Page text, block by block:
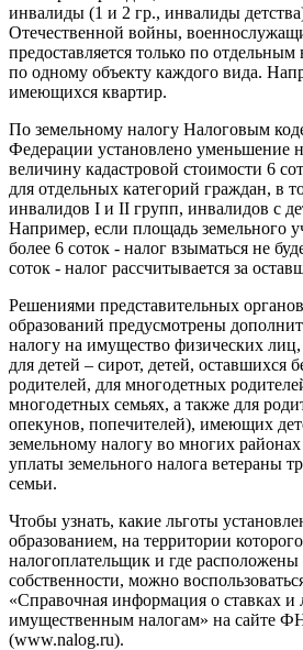
инвалиды (1 и 2 гр., инвалиды
Отечественной войны,
предоставляется только по
по одному объекту каждого вида.
имеющихся квартир.
По земельному налогу Налоговым
Федерации установлено уменьшение
величину кадастровой стоимости 6
для отдельных категорий граждан, в
инвалидов I и II групп, инвалидов с
Например, если площадь земельного
более 6 соток - налог взыматься не
соток - налог рассчитывается за
Решениями представительных
образований предусмотрены
налогу на имущество физических
для детей – сирот, детей, оставшихся
родителей, для многодетных
многодетных семьях, а также для
опекунов, попечителей), имеющих
земельному налогу во многих
уплаты земельного налога ветераны
семьи.
Чтобы узнать, какие льготы
образованием, на территории
налогоплательщик и где расположены
собственности, можно
«Справочная информация о ставках и
имущественным налогам» на сайте
(www.nalog.ru).